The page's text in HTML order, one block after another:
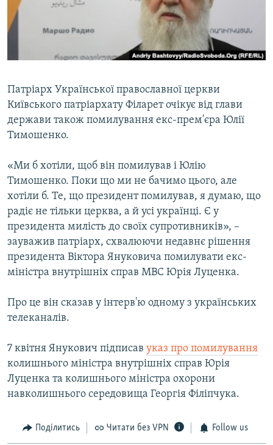
СВІДЧЕННЯ ОКУПАЦІЇ
УКРАЇНСЬКА ПРОБЛЕМА КРИМУ
Русский
Усі сайти RFE/RL
Патріарх Української православної церкви
Київського патріархату Філарет очікує від глави
держави також помилування екс-прем'єра Юлії
Тимошенко.
«Ми б хотіли, щоб він помилував і Юлію
Тимошенко. Поки що ми не бачимо цього, але
хотіли б. Те, що президент помилував, я думаю, що
радіє не тільки церква, а й усі українці. Є у
президента милість до своїх супротивників», –
зауважив патріарх, схвалюючи недавнє рішення
президента Віктора Януковича помилувати екс-
міністра внутрішніх справ МВС Юрія Луценка.
Про це він сказав у інтерв'ю одному з українських
телеканалів.
7 квітня Янукович підписав указ про помилування
колишнього міністра внутрішніх справ Юрія
Луценка та колишнього міністра охорони
навколишнього середовища Георгія Філіпчука.
Поділитись Читати без VPN Follow us